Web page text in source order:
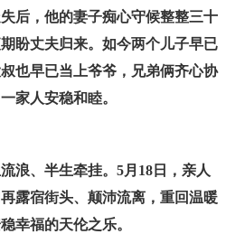
后，他的妻子痴心守候整整三十
盼丈夫归来。如今两个儿子早已
也早已当上爷爷，兄弟俩齐心协
家人安稳和睦。
浪、半生牵挂。5月18日，亲人
露宿街头、颠沛流离，重回温暖
幸福的天伦之乐。